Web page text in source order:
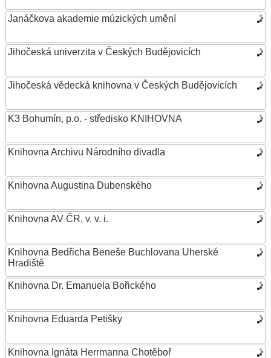
Janáčkova akademie múzických umění
Jihočeská univerzita v Českých Budějovicích
Jihočeská vědecká knihovna v Českých Budějovicích
K3 Bohumín, p.o. - středisko KNIHOVNA
Knihovna Archivu Národního divadla
Knihovna Augustina Dubenského
Knihovna AV ČR, v. v. i.
Knihovna Bedřicha Beneše Buchlovana Uherské
Hradiště
Knihovna Dr. Emanuela Bořického
Knihovna Eduarda Petišky
Knihovna Ignáta Herrmanna Chotěboř